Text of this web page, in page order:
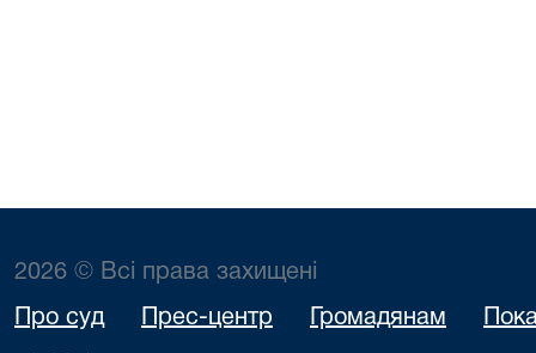
2026 © Всі права захищені
Про суд Прес-центр Громадянам